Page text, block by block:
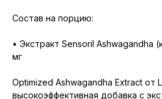
Состав на порцию:
• Экстракт Sensoril Ashwagandha
мг
Optimized Ashwagandha Extract от
высокоэффективная добавка с